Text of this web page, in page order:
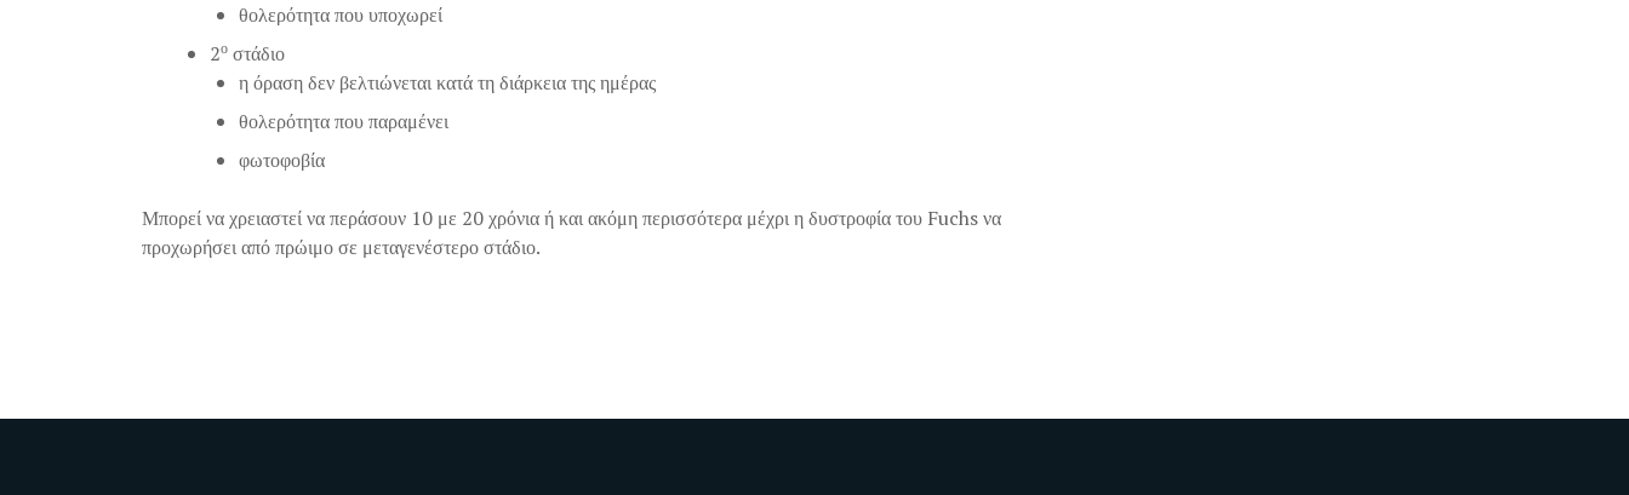
θολερότητα που υποχωρεί
2ο στάδιο
η όραση δεν βελτιώνεται κατά τη διάρκεια της ημέρας
θολερότητα που παραμένει
φωτοφοβία
Μπορεί να χρειαστεί να περάσουν 10 με 20 χρόνια ή και ακόμη περισσότερα μέχρι η δυστροφία του Fuchs να
προχωρήσει από πρώιμο σε μεταγενέστερο στάδιο.